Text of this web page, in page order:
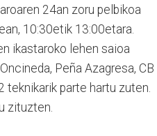
24an zoru pelbikoa
10:30etik 13:00etara.
ikastaroko lehen saioa
Peña Azagresa, CB
teknikarik parte hartu zuten.
zituzten.